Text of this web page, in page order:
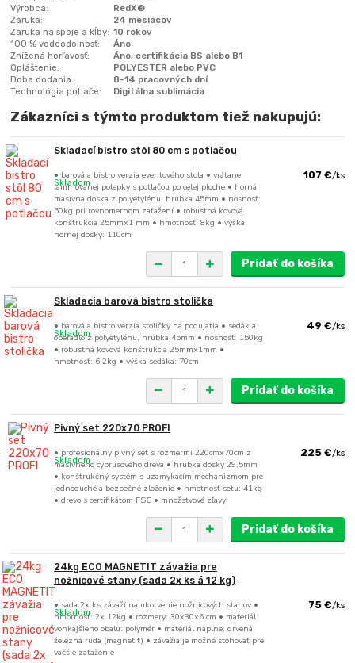
Výrobca:
RedX®
Záruka:
24 mesiacov
Záruka na spoje a kĺby: 10 rokov
100 % vodeodolnosť:
Áno
Znížená horľavosť:
Áno, certifikácia BS alebo B1
Opláštenie:
POLYESTER alebo PVC
Doba dodania:
8-14 pracovných dní
Technológia potlače:
Digitálna sublimácia
Zákazníci s týmto produktom tiež nakupujú:
Skladací bistro stôl 80 cm s potlačou
• barová a bistro verzia eventového stola • vrátane
laminovanej polepky s potlačou po celej ploche • horná
masívna doska z polyetylénu, hrúbka 45mm • nosnosť:
50kg pri rovnomernom zaťažení • robustná kovová
konštrukcia 25mmx1 mm • hmotnosť: 8kg • výška
hornej dosky: 110cm
107 €/ks
Skladom
Pridať do košíka
Skladacia barová bistro stolička
• barová a bistro verzia stoličky na podujatia • sedák a
operadlo z polyetylénu, hrúbka 45mm • nosnosť: 150kg
• robustná kovová konštrukcia 25mmx1mm •
hmotnosť: 6,2kg • výška sedáka: 70cm
49 €/ks
Skladom
Pridať do košíka
Pivný set 220x70 PROFI
• profesionálny pivný set s rozmermi 220cmx70cm z
masívneho cyprusového dreva • hrúbka dosky 29,5mm
• konštrukčný systém s uzamykacím mechanizmom pre
jednoduché a bezpečné zloženie • hmotnosť setu: 41kg
• drevo s certifikátom FSC • množstvové zľavy
225 €/ks
Skladom
Pridať do košíka
24kg ECO MAGNETIT závažia pre
nožnicové stany (sada 2x ks á 12 kg)
• sada 2x ks závaží na ukotvenie nožnicových stanov •
hmotnosť: 2x 12kg • rozmery: 30x30x6 cm • materiál
vonkajšieho obalu: polymér • materiál náplne: drvená
železná ruda (magnetit) • závažia je možné stohovať pre
väčšie zaťaženie
75 €/ks
Skladom